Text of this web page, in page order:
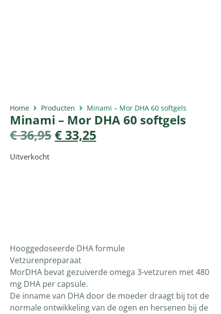
Home Producten Minami – Mor DHA 60 softgels
Minami – Mor DHA 60 softgels
€36,95 € 33,25
Uitverkocht
Hooggedoseerde DHA formule
Vetzurenpreparaat
MorDHA bevat gezuiverde omega 3-vetzuren met 480
mg DHA per capsule.
De inname van DHA door de moeder draagt bij tot de
normale ontwikkeling van de ogen en hersenen bij de